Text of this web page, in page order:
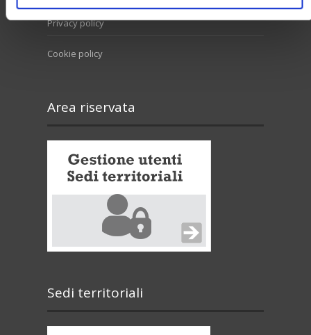
Privacy policy
Cookie policy
Area riservata
Sedi territoriali